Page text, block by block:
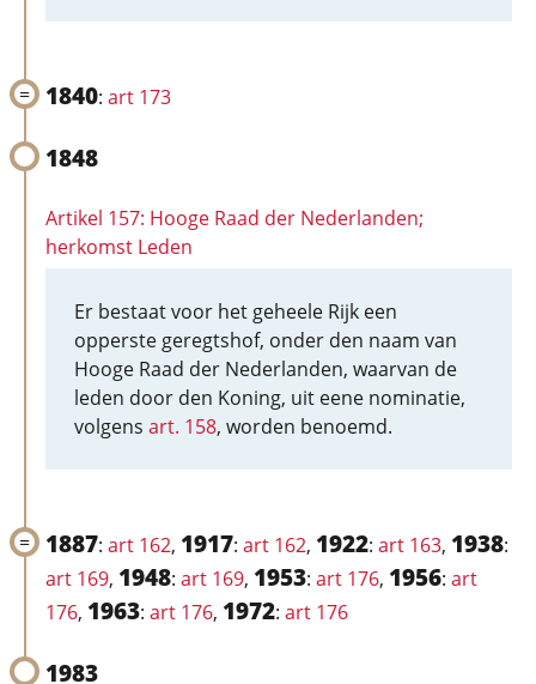
1840: art 173
1848
Artikel 157: Hooge Raad der Nederlanden;
herkomst Leden
Er bestaat voor het geheele Rijk een
opperste geregtshof, onder den naam van
Hooge Raad der Nederlanden, waarvan de
leden door den Koning, uit eene nominatie,
volgens art. 158, worden benoemd.
1887: art 162, 1917: art 162, 1922: art 163, 1938:
art 169, 1948: art 169, 1953: art 176, 1956: art
176, 1963: art 176, 1972: art 176
1983